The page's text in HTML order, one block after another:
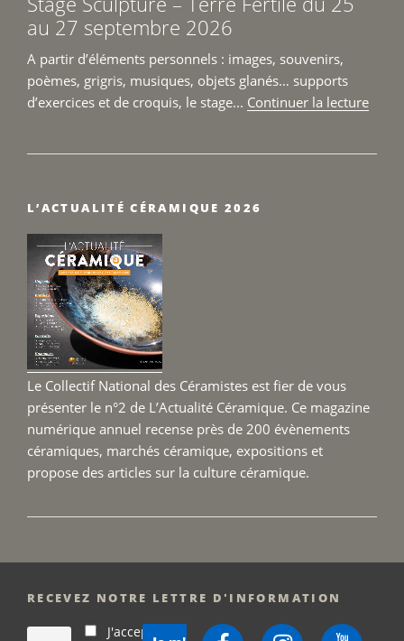
septembre
au 27 septembre 2026
A partir d’éléments personnels : images, souvenirs,
poèmes, grigris, musiques, objets glanés… supports
d’exercices et de croquis, le stage... Continuer la lecturede
L’ACTUALITÉ CÉRAMIQUE 2026
Le Collectif National des Céramistes est fier de vous
présenter le n°2 de L’Actualité Céramique. Ce magazine
numérique annuel recense près de 200 évènements
céramiques, marchés céramique, expositions et
propose des articles sur la culture céramique.
RECEVEZ NOTRE LETTRE D'INFORMATION
J'accepte
FacebookInstagramYouTube